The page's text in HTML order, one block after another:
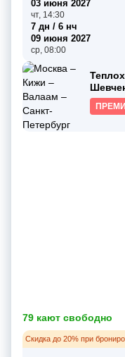
03 июня 2027
чт, 14:30
7 дн / 6 нч
09 июня 2027
ср, 08:00
79 кают свободно
Скидка до 20% при